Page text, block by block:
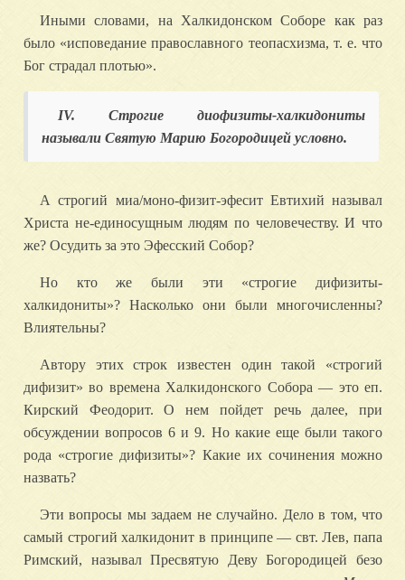
Иными словами, на Халкидонском Соборе как раз
было «исповедание православного теопасхизма, т. е. что
Бог страдал плотью».
IV.
Строгие диофизиты-халкидониты
называли Святую Марию Богородицей условно.
А строгий миа/моно-физит-эфесит Евтихий называл
Христа не-единосущным людям по человечеству. И что
же? Осудить за это Эфесский Собор?
Но кто же были эти «строгие дифизиты-
халкидониты»? Насколько они были многочисленны?
Влиятельны?
Автору этих строк известен один такой «строгий
дифизит» во времена Халкидонского Собора — это еп.
Кирский Феодорит. О нем пойдет речь далее, при
обсуждении вопросов 6 и 9. Но какие еще были такого
рода «строгие дифизиты»? Какие их сочинения можно
назвать?
Эти вопросы мы задаем не случайно. Дело в том, что
самый строгий халкидонит в принципе — свт. Лев, папа
Римский, называл Пресвятую Деву Богородицей безо